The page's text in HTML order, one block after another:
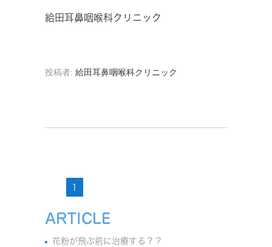
給田耳鼻咽喉科クリニック
投稿者: 給田耳鼻咽喉科クリニック
1
ARTICLE
花粉が飛ぶ前に治療する？？